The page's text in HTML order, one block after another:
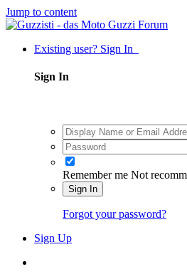
Jump to content
Existing user? Sign In
Sign In
Remember me Not
Sign In
Forgot your password?
Sign Up